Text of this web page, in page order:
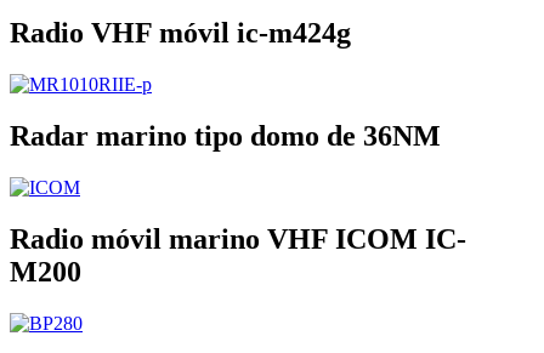
Radio VHF móvil ic-m424g
Radar marino tipo domo de 36NM
Radio móvil marino VHF ICOM IC-
M200